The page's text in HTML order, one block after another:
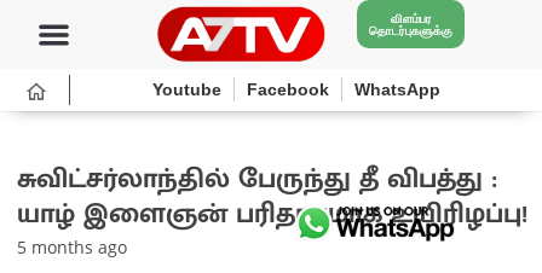
விளம்பர
தொடர்புகளுக்கு
Youtube Facebook WhatsApp
சுவிட்சர்லாந்தில் பேருந்து தீ விபத்து :
யாழ் இளைஞன் பரிதாபமாக உயிரிழப்பு!
5 months ago